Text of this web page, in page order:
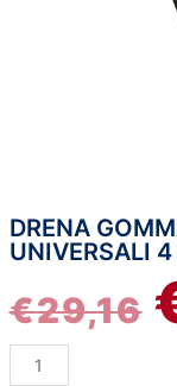
DRENA
UNIVERSALI 4
€29,16
Drena
Gomma
serie
universali